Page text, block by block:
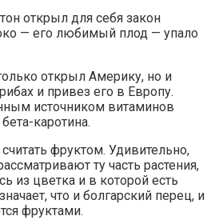
открыл для себя закон
— его любимый плод — упало
открыл Америку, но и
и привез его в Европу.
источником витаминов
каротина.
фруктом. Удивительно,
ту часть растения,
из цветка и в которой есть
что и болгарский перец, и
фруктами.